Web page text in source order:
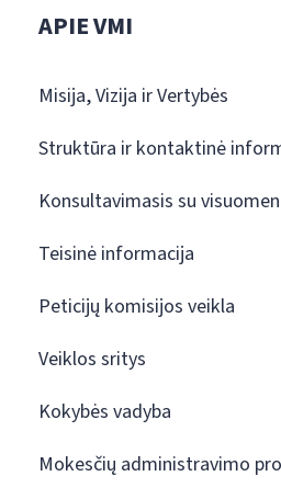
APIE VMI
Misija, Vizija ir Vertybės
Struktūra ir kontaktinė
Konsultavimasis su
Teisinė informacija
Peticijų komisijos veikla
Veiklos sritys
Kokybės vadyba
Mokesčių administravimo